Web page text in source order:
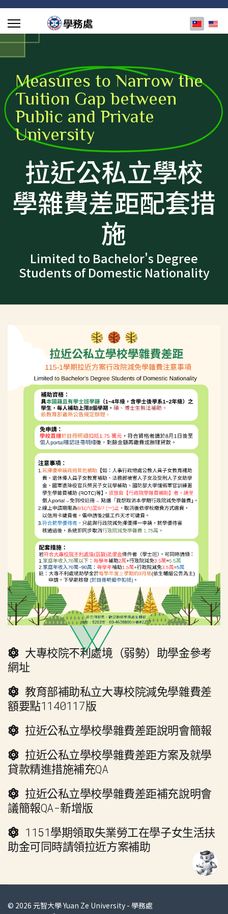
選擇你的
Measures to Narrow the
Tuition Gap between
Public and Private
University
拉近公私立學校
學雜費差距配套措
施
Limited to Bachelor's Degree
Students of Domestic Nationality
大專校院不利處境（弱勢）助學金參考
網址
教育部補助私立大專校院減免學雜費差
額要點1140117版
拉近公私立學校學雜費差距說明會簡報
拉近公私立學校學雜費差距方案及就學
貸款精進措施補充QA
拉近公私立學校學雜費差距補充說明會
議簡報QA-新增版
1151學期領取失業勞工在學子女生活扶
助金可同時請領拉近方案補助
© 2026 元智大學 Yuan Ze University - 學務處